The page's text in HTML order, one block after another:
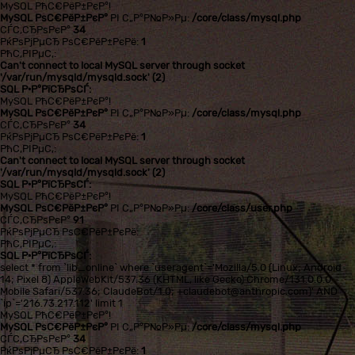
MySQL РћС€РёР±РєР°!
MySQL РѕС€РёР±РєР° РІ С„Р°Р№Р»Рµ: /core/class/mysql.php
СЃС‚СЂРѕРєР° 34
РќРѕРјРµСЂ РѕС€РёР±РєРё: 1
РћС‚РІРµС‚:
Can't connect to local MySQL server through socket
'/var/run/mysqld/mysqld.sock' (2)
SQL Р·Р°РїСЂРѕСЃ:
MySQL РћС€РёР±РєР°!
MySQL РѕС€РёР±РєР° РІ С„Р°Р№Р»Рµ: /core/class/mysql.php
СЃС‚СЂРѕРєР° 34
РќРѕРјРµСЂ РѕС€РёР±РєРё: 1
РћС‚РІРµС‚:
Can't connect to local MySQL server through socket
'/var/run/mysqld/mysqld.sock' (2)
SQL Р·Р°РїСЂРѕСЃ:
MySQL РћС€РёР±РєР°!
MySQL РѕС€РёР±РєР° РІ С„Р°Р№Р»Рµ: /core/class/user.php
СЃС‚СЂРѕРєР° 91
РќРѕРјРµСЂ РѕС€РёР±РєРё:
РћС‚РІРµС‚:
SQL Р·Р°РїСЂРѕСЃ:
select * from `lib_online` where `useragent`='Mozilla/5.0 (Linux; Android
14; Pixel 8) AppleWebKit/537.36 (KHTML, like Gecko) Chrome/131.0.0.0
Mobile Safari/537.36; ClaudeBot/1.0; +claudebot@anthropic.com)' AND
`ip`='216.73.217.112' limit 1
MySQL РћС€РёР±РєР°!
MySQL РѕС€РёР±РєР° РІ С„Р°Р№Р»Рµ:/core/class/mysql.php
СЃС‚СЂРѕРєР°34
РќРѕРјРµСЂ РѕС€РёР±РєРё: 1